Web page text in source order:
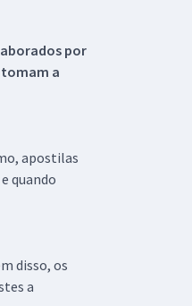
por
a
apostilas
quando
disso, os
a